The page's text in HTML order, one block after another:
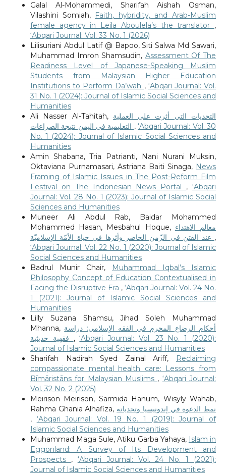
Galal Al-Mohammedi, Sharifah Aishah Osman,
Vilashini Somiah, Faith, hybridity, and Arab-Muslim
female agency in Leila Aboulela’s the translator ,
‘Abqari Journal: Vol. 33 No. 1 (2026)
Lilisuriani Abdul Latif @ Bapoo, Siti Salwa Md Sawari,
Muhammad Imron Shamsudin, Assessment Of The
Readiness Level of Japanese-Speaking Muslim
Students from Malaysian Higher Education
Institutions to Perform Da’wah , ‘Abqari Journal: Vol.
31 No. 1 (2024): Journal of Islamic Social Sciences and
Humanities
Ali Nasser Al-Tahitah, التحديات التي أثرت على العملية
,‘Abqari Journal: Vol. 30
No. 1 (2024): Journal of Islamic Social Sciences and
Humanities
Amin Shabana, Tria Patrianti, Nani Nurani Muksin,
Oktaviana Purnamasari, Astriana Baiti Sinaga, News
Framing of Islamic Issues in The Post-Reform Film
Festival on The Indonesian News Portal ,‘Abqari
Journal: Vol. 28 No. 1 (2023): Journal of Islamic Social
Sciences and Humanities
Muneer Ali Abdul Rab, Baidar Mohammed
Mohammed Hasan, Mesbahul Hoque, معالم الاهتداء
,
‘Abqari Journal: Vol. 22 No. 1 (2020): Journal of Islamic
Social Sciences and Humanities
Badrul Munir Chair,
Muhammad Iqbal’s Islamic
Philosophy Concept of Education Contextualised in
Facing the Disruptive Era ,‘Abqari Journal: Vol. 24 No.
1 (2021): Journal of Islamic Social Sciences and
Humanities
Lilly Suzana Shamsu, Jihad Soleh Muhammad
Mhanna, أحكام الرضاع المحرم في الفقه الإسلامي: دراسة
,‘Abqari Journal: Vol. 23 No. 1 (2020):
Journal of Islamic Social Sciences and Humanities
Sharifah Nadirah Syed Zainal Ariff,
Reclaiming
compassionate mental health care: Lessons from
Bīmāristāns for Malaysian Muslims , ‘Abqari Journal:
Vol. 32 No. 2 (2025)
Meirison Meirison, Sarmida Hanum, Wisyly Wahab,
Rahma Ghania Alhafiza, نمط الدعوة في إندونيسيا وتحدياته
, ‘Abqari Journal: Vol. 19 No. 1 (2019): Journal of
Islamic Social Sciences and Humanities
Muhammad Maga Sule, Atiku Garba Yahaya, Islam in
Eggonland: A Survey of Its Development and
Prospects , ‘Abqari Journal: Vol. 24 No. 1 (2021):
Journal of Islamic Social Sciences and Humanities